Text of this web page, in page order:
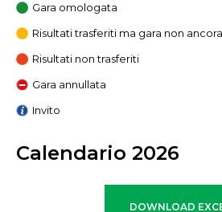
Gara omologata
Risultati trasferiti ma gara non
Risultati non trasferiti
Gara annullata
Invito
Calendario 2026